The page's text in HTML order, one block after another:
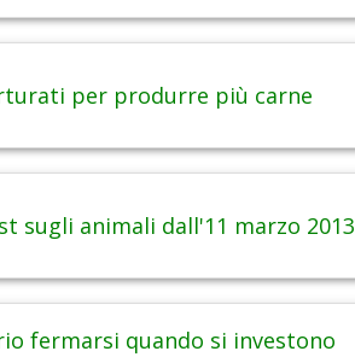
per produrre più carne
sugli animali dall'11 marzo 2013
fermarsi quando si investono